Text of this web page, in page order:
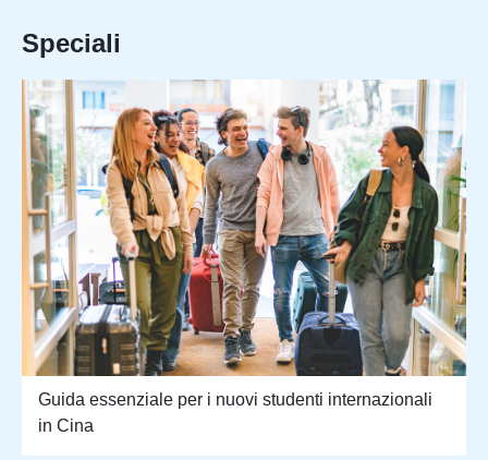
Speciali
Guida essenziale per i nuovi studenti internazionali
in Cina